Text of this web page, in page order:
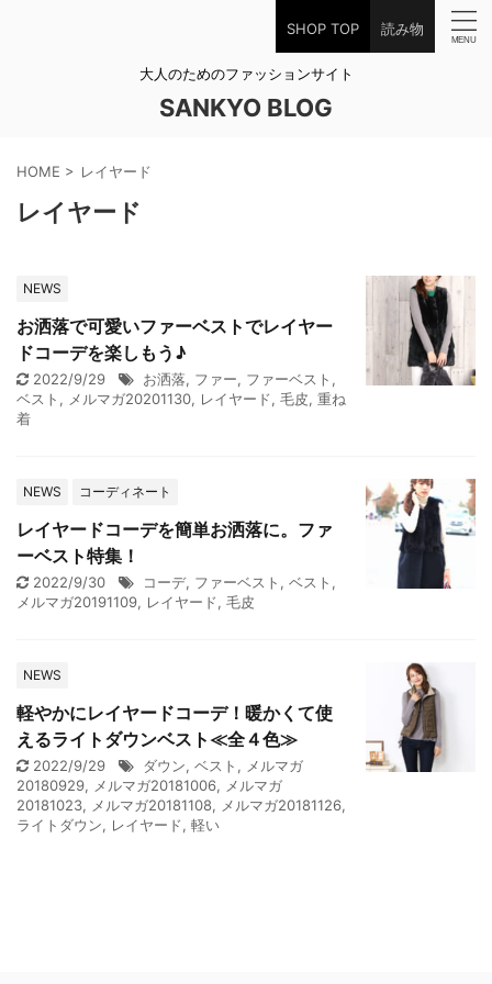
SHOP TOP 読み物
大人のためのファッションサイト
SANKYO BLOG
HOME > レイヤード
レイヤード
NEWS
お洒落で可愛いファーベストでレイヤー
ドコーデを楽しもう♪
2022/9/29 お洒落, ファー, ファーベスト ,
ベスト , メルマガ20201130, レイヤード, 毛皮, 重ね
着
NEWS コーディネート
レイヤードコーデを簡単お洒落に。ファ
ーベスト特集！
2022/9/30 コーデ, ファーベスト , ベスト ,
メルマガ20191109, レイヤード, 毛皮
NEWS
軽やかにレイヤードコーデ！暖かくて使
えるライトダウンベスト≪全４色≫
2022/9/29 ダウン, ベスト , メルマガ
20180929, メルマガ20181006, メルマガ
20181023, メルマガ20181108, メルマガ20181126,
ライトダウン, レイヤード, 軽い